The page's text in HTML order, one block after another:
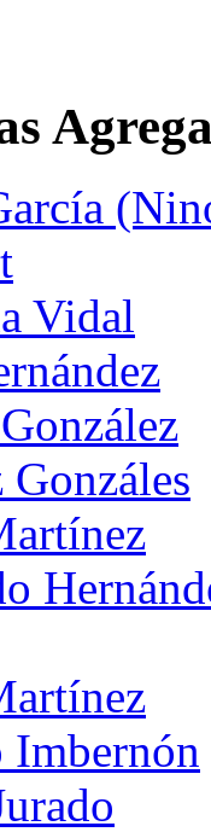
Vidal